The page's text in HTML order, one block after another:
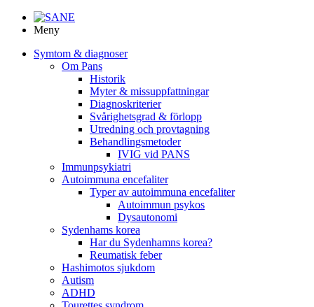
Meny
Symtom & diagnoser
Om Pans
Historik
Myter & missuppfattningar
Diagnoskriterier
Svårighetsgrad & förlopp
Utredning och provtagning
Behandlings­metoder
IVIG vid PANS
Immunpsykiatri
Autoimmuna encefaliter
Typer av autoimmuna encefaliter
Autoimmun psykos
Dysautonomi
Sydenhams korea
Har du Sydenhamns korea?
Reumatisk feber
Hashimotos sjukdom
Autism
ADHD